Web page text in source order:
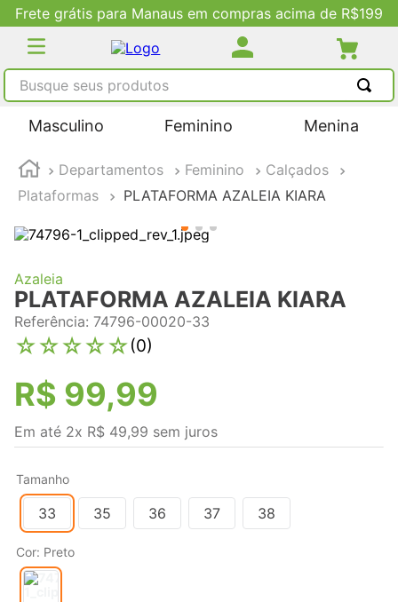
Frete grátis para Manaus em compras acima de R$199
Busque seus produtos
Masculino Feminino Menina
Departamentos Feminino
Calçados
Plataformas
PLATAFORMA AZALEIA KIARA
Azaleia
PLATAFORMA AZALEIA KIARA
Referência: 74796-00020-33
☆☆☆☆☆(0)
R$ 99,99
Em até 2x R$ 49,99 sem juros
Tamanho
33 35 36 37 38
Cor: Preto
TERMOS MAIS BUSCADOS
2
tenis feminino
4º
adidas
5